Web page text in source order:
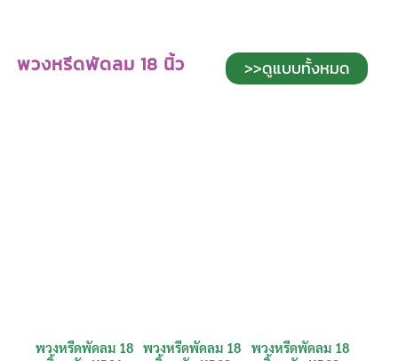
พวงหรีดพัดลม 18 นิ้ว >>ดูแบบทั้งหมด
พวงหรีดพัดลม 18
พวงหรีดพัดลม 18
พวงหรีดพัดลม 18